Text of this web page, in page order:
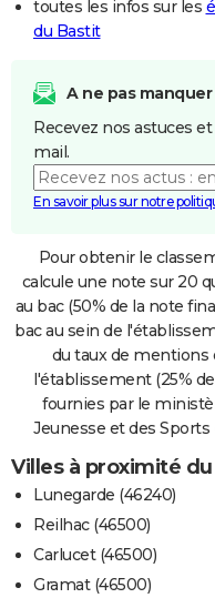
toutes les infos sur les
du Bastit
A ne pas manquer
Recevez nos astuces
mail.
En savoir plus sur notre
Pour obtenir le
calcule une note sur 20
au bac (50% de la note
bac au sein de
du taux de mentions
l'établissement (25%
fournies par le
Jeunesse et des Sports
Villes à proximité
Lunegarde (46240)
Reilhac (46500)
Carlucet (46500)
Gramat (46500)